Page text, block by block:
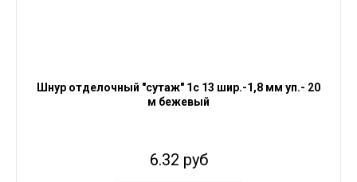
Шнур отделочный "сутаж" 1с 13 шир.-1,8 мм уп.- 20
м бежевый
6.32 руб